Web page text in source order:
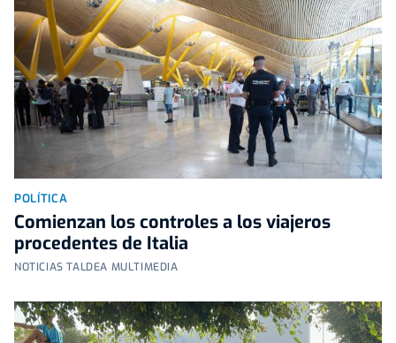
POLÍTICA
Comienzan los controles a los viajeros
procedentes de Italia
NOTICIAS TALDEA MULTIMEDIA